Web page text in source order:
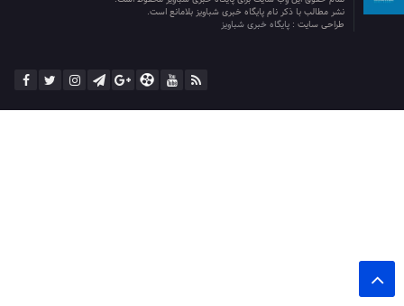
نشر مطالب با ذکر نام پایگاه خبری شباویز بلامانع است.
طراحی سایت : پایگاه خبری شباویز